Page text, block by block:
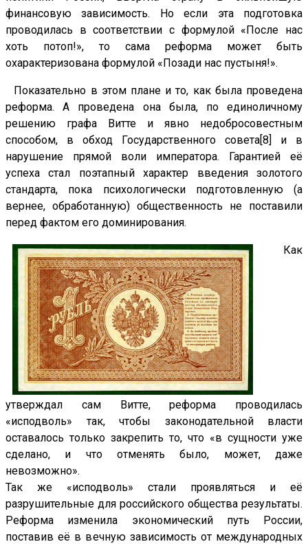
финансовую зависимость. Но если эта подготовка
проводилась в соответствии с формулой «После нас
хоть потоп!», то сама реформа может быть
охарактеризована формулой «Позади нас пустыня!».
Показательно в этом плане и то, как была проведена
реформа. А проведена она была, по единоличному
решению графа Витте и явно недобросовестным
способом, в обход Государственного совета[8] и в
нарушение прямой воли императора. Гарантией её
успеха стал поэтапный характер введения золотого
стандарта, пока психологически подготовленную (а
вернее, обработанную) общественность не поставили
перед фактом его доминирования.
Как
утверждал сам Витте, реформа проводилась
«исподволь» так, чтобы законодательной власти
оставалось только закрепить то, что «в сущности уже
сделано, и что отменять было, может, даже
невозможно».
Так же «исподволь» стали проявляться и её
разрушительные для российского общества результаты.
Реформа изменила экономический путь России,
поставив её в вечную зависимость от международных